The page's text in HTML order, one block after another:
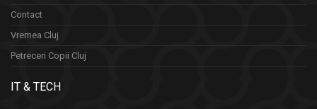
Contact
Vremea Cluj
Petreceri Copii Cluj
IT & TECH